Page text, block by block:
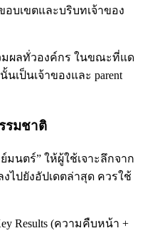
บเขตและบริบทเจ้าของ
มผลทั่วองค์กร ในขณะที่แด
เป็นเจ้าของและ parent
รมชาติ
มนตร์” ให้ผู้ใช้เจาะลึกจาก
งไปยังอัปเดตล่าสุด ควรใช้
Results (ความคืบหน้า +